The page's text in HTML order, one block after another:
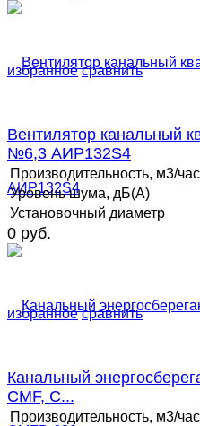
избранное сравнить
избранное сравнить
Вентилятор канальный
№6,3 АИР132S4
Производительность, м3/час
Уровень шума, дБ(А)
Установочный диаметр
0 руб.
Канальный
CMF, C...
Производительность, м3/час